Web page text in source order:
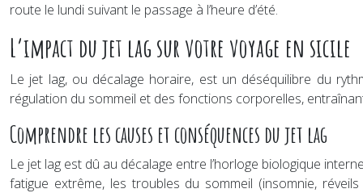
route le lundi suivant le passage à l’heure d’été.
L’impact du jet lag sur votre voyage en sicile
Le jet lag, ou décalage horaire, est un déséquilibre du
régulation du sommeil et des fonctions corporelles,
Comprendre les causes et conséquences du jet lag
Le jet lag est dû au décalage entre l’horloge biologique
fatigue extrême, les troubles du sommeil (insomnie,